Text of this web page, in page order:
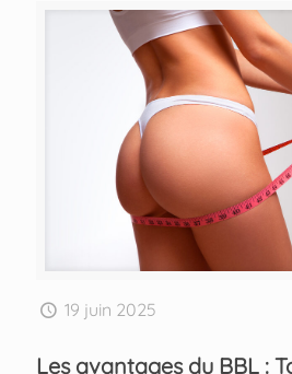
19 juin 2025
Les avantages du BBL :